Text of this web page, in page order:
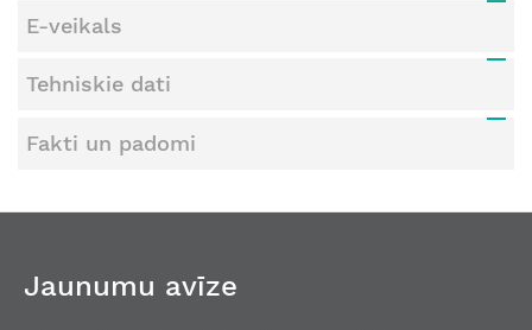
E-veikals
Tehniskie dati
Fakti un padomi
Jaunumu avīze